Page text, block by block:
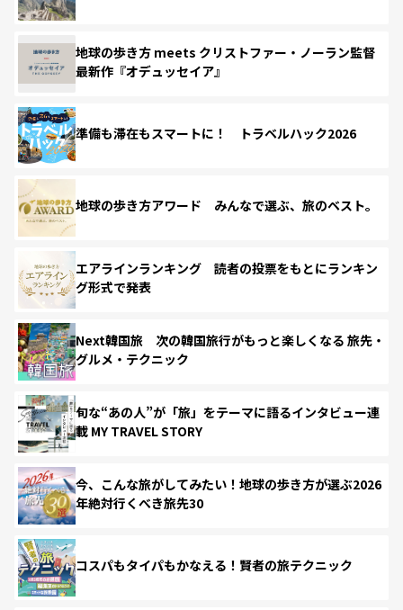
地球の歩き方 meets クリストファー・ノーラン監督
最新作『オデュッセイア』
準備も滞在もスマートに！ トラベルハック2026
地球の歩き方アワード みんなで選ぶ、旅のベスト。
エアラインランキング 読者の投票をもとにランキン
グ形式で発表
Next韓国旅 次の韓国旅行がもっと楽しくなる 旅先・
グルメ・テクニック
旬な“あの人”が「旅」をテーマに語るインタビュー連
載 MY TRAVEL STORY
今、こんな旅がしてみたい！地球の歩き方が選ぶ2026
年絶対行くべき旅先30
コスパもタイパもかなえる！賢者の旅テクニック